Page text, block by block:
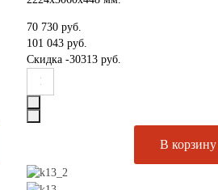
70 730 руб.
101 043 руб.
Скидка -30313 руб.